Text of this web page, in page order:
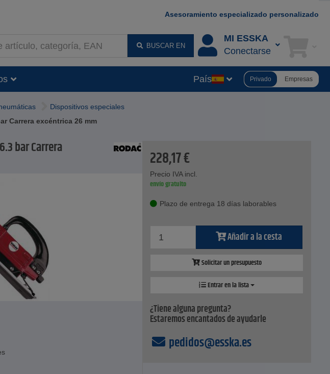
Asesoramiento especializado personalizado
BUSCAR EN
MI ESSKA
Conectarse
País Privado Empresas
Dispositivos especiales
Carrera excéntrica 26 mm
bar Carrera
228,17€
Precio IVA incl.
envío gratuito
Plazo de entrega 18 días laborables
Añadir a la cesta
Solicitar un presupuesto
Entrar en la lista
¿Tiene alguna pregunta?
Estaremos encantados de ayudarle
pedidos@esska.es